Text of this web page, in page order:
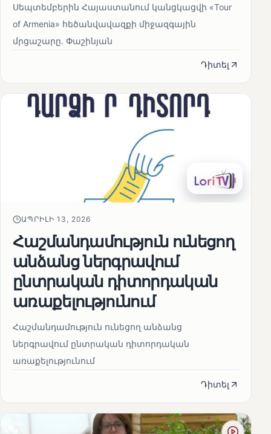
Սեպտեմբերին Հայաստանում կանցկացվի «Tour
of Armenia» հեծանվավազքի միջազգային
մրցաշարը. Փաշինյան
Դիտել
ԱՊՐԻԼԻ 13, 2026
Հաշմանդամություն ունեցող
անձանց ներգրավում
ընտրական դիտորդական
առաքելությունում
Հաշմանդամություն ունեցող անձանց
ներգրավում ընտրական դիտորդական
առաքելությունում
Դիտել